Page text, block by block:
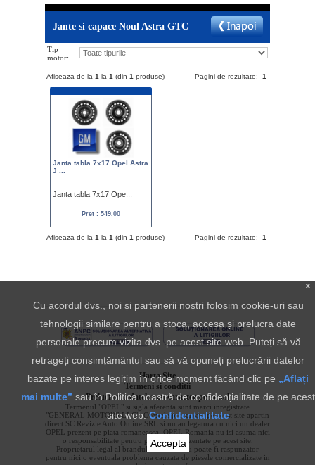
Jante si capace Noul Astra GTC
Tip
motor:
Afiseaza de la 1 la 1 (din 1 produse) Pagini de rezultate: 1
Janta tabla 7x17 Opel Astra
J ...
Janta tabla 7x17 Ope...
Pret : 549.00
Afiseaza de la 1 la 1 (din 1 produse) Pagini de rezultate: 1
Harta Site
Termeni si conditii
Prelucrarea datelor cu caracter personal
Termenul "OPEL" si sigla aferenta sunt marci inregistrate
"GENERAL MOTORS LLC". Ofertele prezentate pe acest site apartin
direct SC Revizie Auto Online SRL si nu au legatura cu nici un dealer
OPEL prezent pe piata romaneasca. OPEL Romania nu isi asuma nici
o responsabilitate pentru produsele prezentate pe acest site.
Proprietarul legal al brandului "OPEL" nu poate fi raspunzator
pentru nici o eventuala problema cauzata de piesele comercializate in
x
Cu acordul dvs., noi și partenerii noștri folosim cookie-uri sau
tehnologii similare pentru a stoca, accesa și prelucra date
personale precum vizita dvs. pe acest site web. Puteți să vă
retrageți consimțământul sau să vă opuneți prelucrării datelor
bazate pe interes legitim în orice moment făcând clic pe „Aflați
mai multe” sau în Politica noastră de confidențialitate de pe acest
site web.Confidentialitate
Accepta